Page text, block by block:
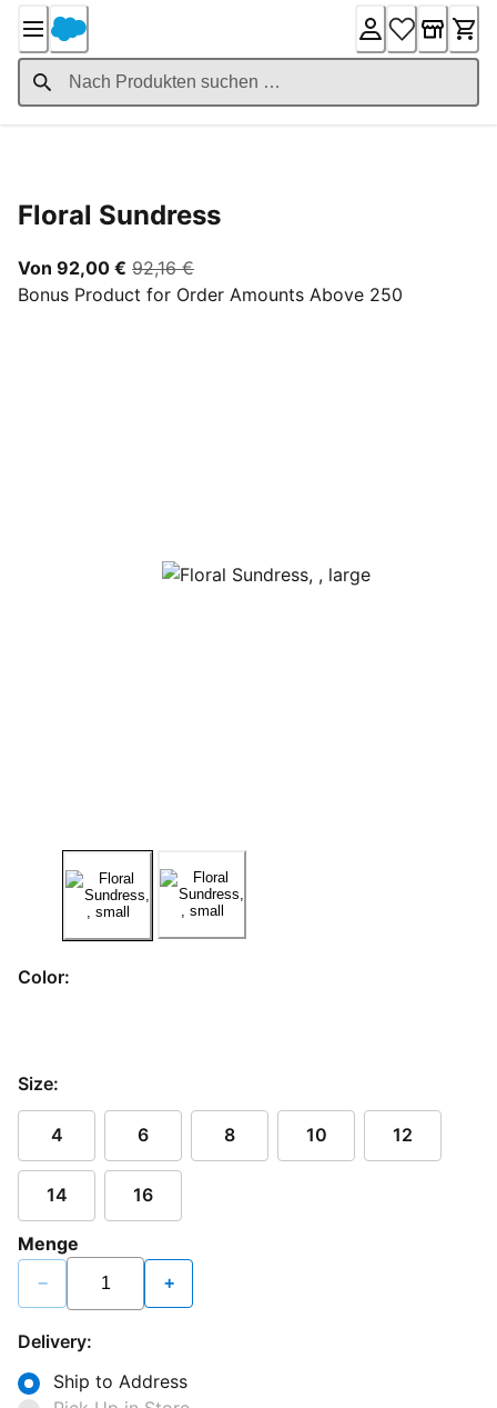
Content
Floral Sundress
Von 92,00 € Ab aktuellem Preis 92,00 €
92,16 €ursprünglicher Preis 92,16 €
Bonus Product for Order Amounts Above 250
Color:
Size:
4 6 8 10 12
14 16
Menge
− +
Delivery:
Ship to Address